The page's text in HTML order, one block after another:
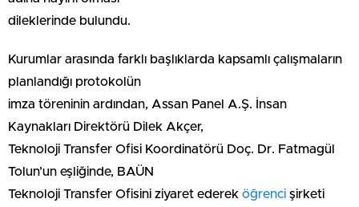
dileklerinde bulundu.
Kurumlar arasında farklı başlıklarda kapsamlı çalışmaların
planlandığı protokolün
imza töreninin ardından, Assan Panel A.Ş. İnsan
Kaynakları Direktörü Dilek Akçer,
Teknoloji Transfer Ofisi Koordinatörü Doç. Dr. Fatmagül
Tolun’un eşliğinde, BAÜN
Teknoloji Transfer Ofisini ziyaret ederek öğrenci şirketi